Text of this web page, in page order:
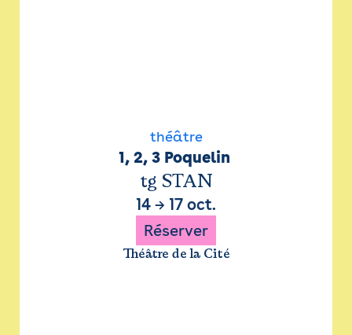
théâtre
1, 2, 3 Poquelin
tg STAN
14 → 17 oct.
Réserver
Théâtre de la Cité